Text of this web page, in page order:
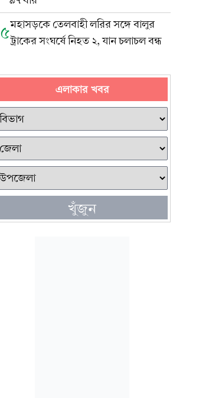
৫মহাসড়কে তেলবাহী লরির সঙ্গে বালুর
ট্রাকের সংঘর্ষে নিহত ২, যান চলাচল বন্ধ
এলাকার খবর
খুঁজুন